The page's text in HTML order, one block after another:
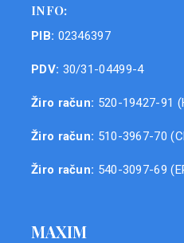
INFO:
PIB: 02346397
PDV: 30/31-04499-4
Žiro račun: 520-19427-91
Žiro račun: 510-3967-70
Žiro račun: 540-3097-69
MAXIM